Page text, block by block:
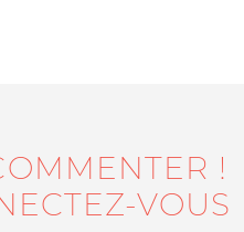
!
VOUS